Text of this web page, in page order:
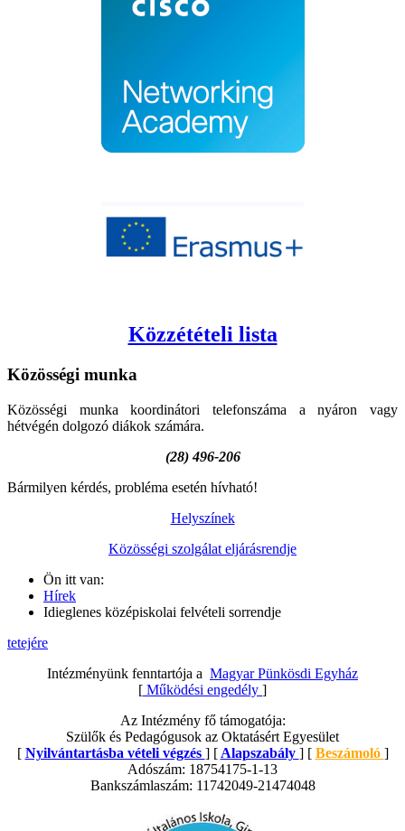
Közzétételi lista
Közösségi munka
Közösségi munka koordinátori telefonszáma a nyáron vagy
hétvégén dolgozó diákok számára.
(28) 496-206
Bármilyen kérdés, probléma esetén hívható!
Helyszínek
Közösségi szolgálat eljárásrendje
Ön itt van:
Hírek
Idieglenes középiskolai felvételi sorrendje
tetejére
Intézményünk fenntartója a Magyar Pünkösdi Egyház
[ Működési engedély ]
Az Intézmény fő támogatója:
Szülők és Pedagógusok az Oktatásért Egyesület
[ Nyilvántartásba vételi végzés ] [ Alapszabály ] [ Beszámoló ]
Adószám: 18754175-1-13
Bankszámlaszám: 11742049-21474048